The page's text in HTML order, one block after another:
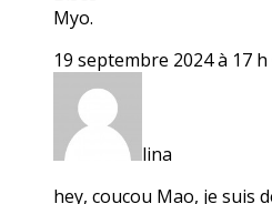
Myo.
19 septembre 2024 à 17
lina
hey, coucou Mao, je suis